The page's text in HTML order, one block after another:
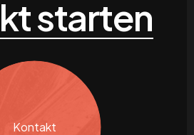
starten
Kontakt